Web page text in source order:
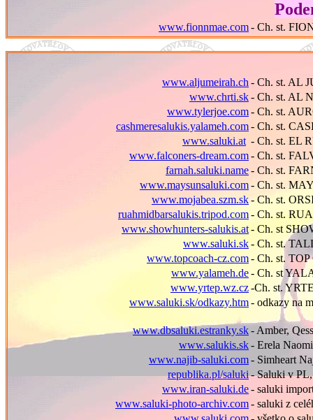
www.fionnmae.com- Ch. st.
www.aljumeirah.ch - Ch. st. AL
www.chrti.sk- Ch. st. AL
www.tylerjoe.com- Ch. st.
cashmeresalukis.yalameh.com- Ch. st.
www.saluki.at - Ch. st. EL
www.falconers-dream.com- Ch. st.
farnah.saluki.name- Ch. st.
www.maysunsaluki.com- Ch. st.
www.mojabea.szm.sk- Ch. st.
ruahmidbarsalukis.tripod.com- Ch. st.
www.showhunters-salukis.at- Ch. st
www.saluki.sk- Ch. st.
www.topcoach-cz.com- Ch. st.
www.yalameh.de- Ch. st
www.yrtep.wz.cz-Ch. st.
www.saluki.sk/odkazy.htm- odkazy na
www.dbsaluki.estranky.sk- Amber,
www.salukis.sk- Erela
www.najib-saluki.com- Simheart
republika.pl/saluki- Saluki v
www.iran-saluki.de- saluki
www.saluki-photo-archiv.com- saluki z